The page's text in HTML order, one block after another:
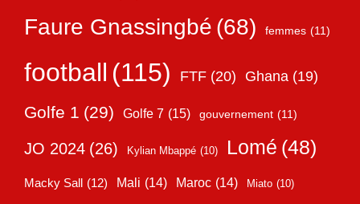
Faure Gnassingbé (68) femmes (11)
football (115) FTF (20) Ghana (19)
Golfe 1 (29) Golfe 7 (15) gouvernement (11)
JO 2024 (26) Kylian Mbappé (10) Lomé (48)
Macky Sall (12) Mali (14) Maroc (14) Miato (10)